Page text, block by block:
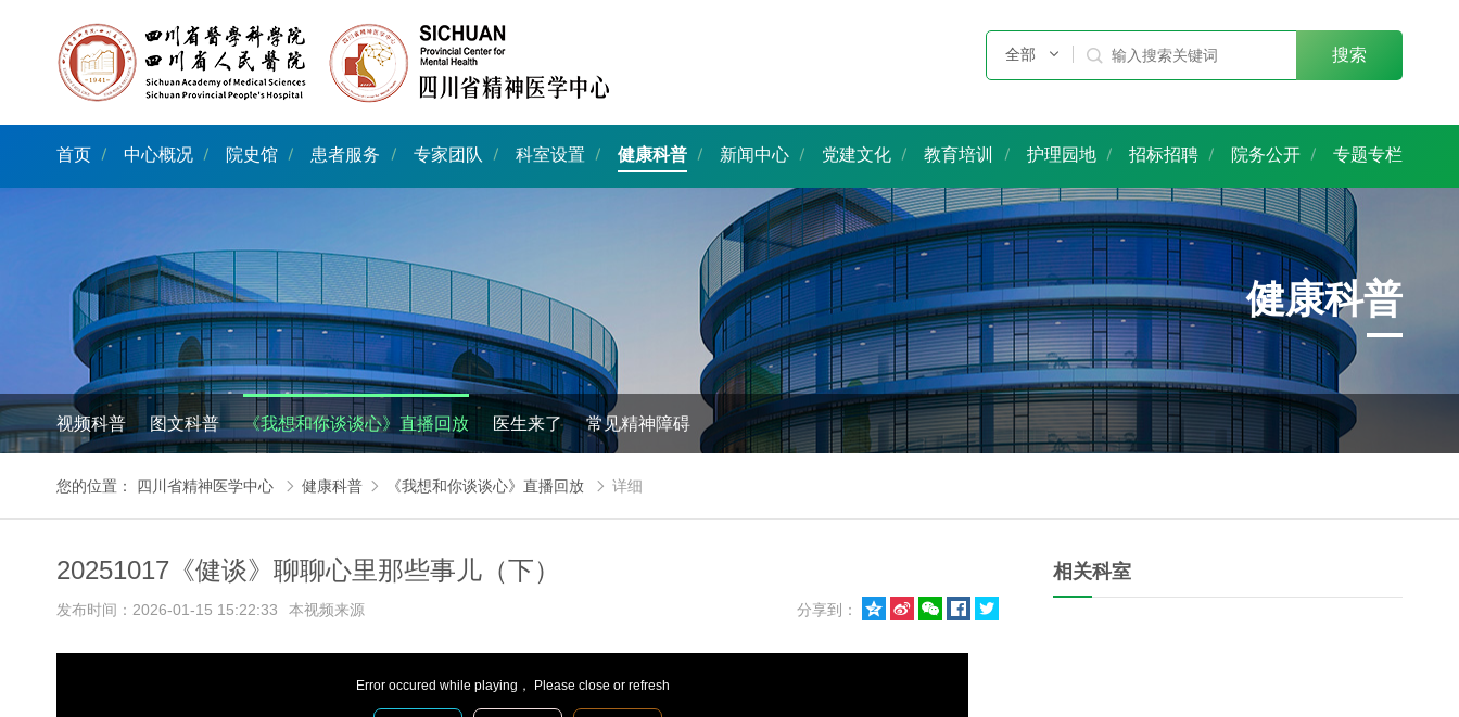
全部  搜索
首页 中心概况 院史馆 患者服务 专家团队 科室设置 健康科普 新闻中心 党建文化 教育培训 护理园地 招标招聘 院务公开 专题专栏
健康科普
视频科普 图文科普 《我想和你谈谈心》直播回放 医生来了 常见精神障碍
您的位置： 四川省精神医学中心  健康科普  《我想和你谈谈心》直播回放  详细
20251017《健谈》聊聊心里那些事儿（下）
发布时间：2026-01-15 15:22:33 本视频来源 分享到：     
Error occured while playing， Please close or refresh
相关科室